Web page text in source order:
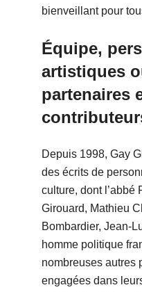
bienveillant pour
Équipe,
artistiques
partenaires
Depuis 1998, Gay
des écrits de
culture, dont l’abbé
Girouard, Mathieu
Bombardier, Jean-
homme politique
nombreuses autres
engagées dans